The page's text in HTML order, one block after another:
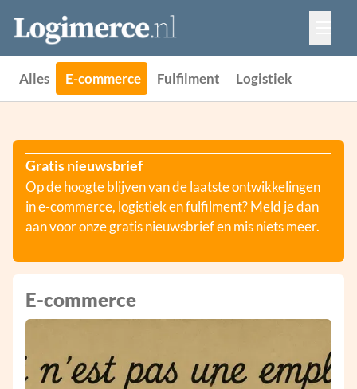
Vacatures
Events
Adverteren
Partners
Alles E-commerce Fulfilment Logistiek
Gratis nieuwsbrief
Op de hoogte blijven van de laatste ontwikkelingen
in e-commerce, logistiek en fulfilment? Meld je dan
aan voor onze gratis nieuwsbrief en mis niets meer.
E-commerce